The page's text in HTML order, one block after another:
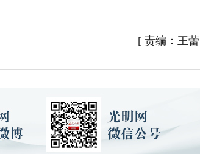
[ 责编：王蕾